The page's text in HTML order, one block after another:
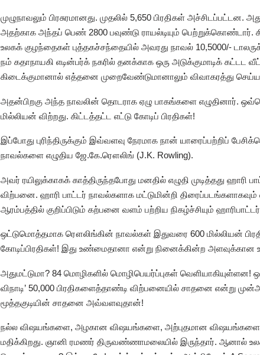
முழுநாவலும் பிரசுரமானது. முதலில் 5,650 பிரதிகள்
அதற்காக அந்தப் பெண் 2800 பவுண்டு ராயல்டியும்
உலகக் குழந்தைகள் புத்தகச்சந்தையில் அவரது நாவல் 10,5000/-
நம் கதாநாயகி எடின்பர்க் நகரில் தனக்காக ஒரு அடுக்குமாடிக்
கிடைக்குமானால் எத்தனை முறைவேண்டுமானாலும் விவாகரத்து
அதன்பிறகு அந்த நாவலின் தொடராக ஏழு பாகங்களை எழுதினார்.
மில்லியன் விற்றது. கிட்டத்தட்ட எட்டு கோடிப் பிரதிகள்!
இப்போது புரிந்திருக்கும் இவ்வளவு நேரமாக நான் யாரைப்பற்றிப்
நாவல்களை எழுதிய ஜே.கே.ரௌலிங் (J.K. Rowling).
அவர் ரயிலுக்காகக் காத்திருந்தபோது மனதில் எழுதி முடித்தது
விற்பனை. ஹாரி பாட்டர் நாவல்களாக மட்டுமின்றி
ஆரம்பத்தில் குறிப்பிடும் கற்பனை வளம் பற்றிய நிகழ்ச்சியும்
ஒட்டுமொத்தமாக ரௌலிங்கின் நாவல்கள் இதுவரை 600 மில்லியன்
கோடிப்பிரதிகள்! இது உண்மைதானா என்று நினைக்கின்ற அளவுக்கான
அதுமட்டுமா? 84 மொழிகளில் மொழிபெயர்ப்புகள் வெளியாகியுள்ளன!
விநாடி’ 50,000 பிரதிகளைத்தாண்டி விற்பனையில் சாதனை
மூத்தகுடியின் சாதனை அவ்வளவுதான்!
நல்ல விஷயங்களை, அழகான விஷயங்களை, அற்புதமான
மதிக்கிறது. ஞானி ரமணர் திருவண்ணாமலையில் இருந்தார்.